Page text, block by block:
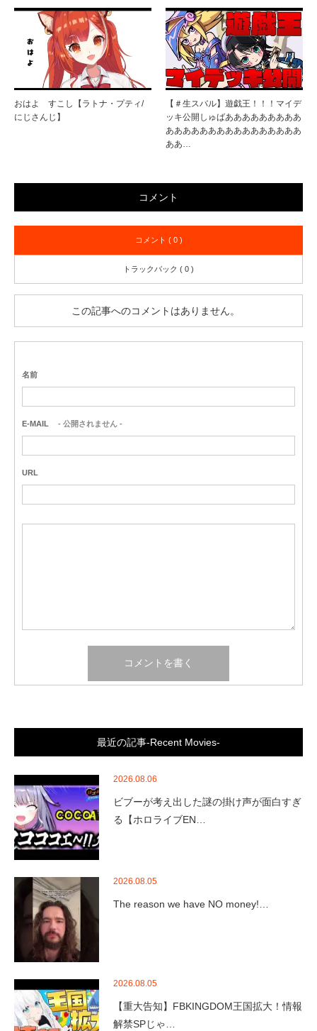
おはよ すこし【ラトナ・プティ/
にじさんじ】
【＃生スバル】遊戯王！！！マイデ
ッキ公開しゅばあああああああああ
ああああああああああああああああ
ああ…
コメント
コメント ( 0 )
トラックバック ( 0 )
この記事へのコメントはありません。
名前
E-MAIL - 公開されません -
URL
最近の記事-Recent Movies-
2026.08.06
ビブーが考え出した謎の掛け声が面白すぎ
る【ホロライブEN…
2026.08.05
The reason we have NO money!…
2026.08.05
【重大告知】FBKINGDOM王国拡大！情報
解禁SPじゃ…